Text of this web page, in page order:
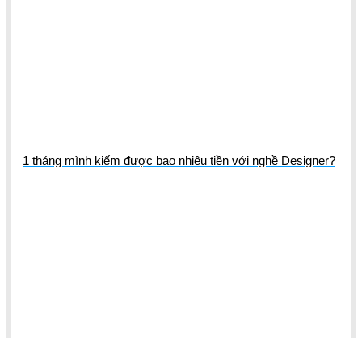
1 tháng mình kiếm được bao nhiêu tiền với nghề Designer?